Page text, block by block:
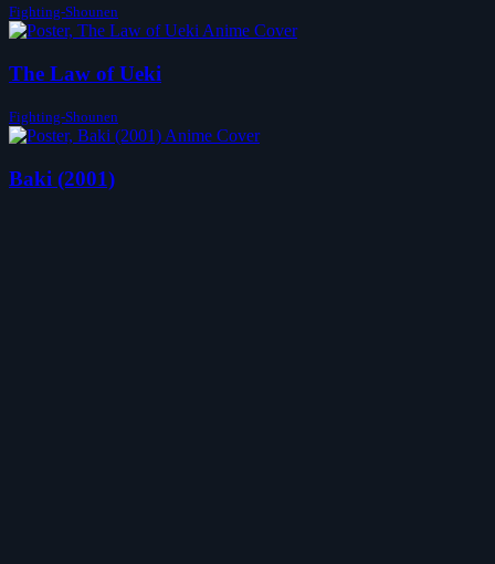
Fighting-Shounen
The Law of Ueki
Fighting-Shounen
Baki (2001)